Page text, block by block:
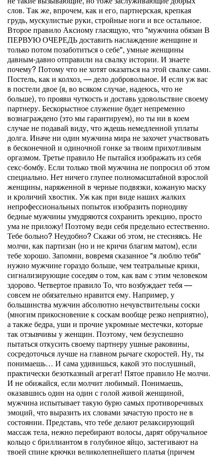
слов. Так же, впрочем, как и его, партнерская, крепкая
грудь, мускулистые руки, стройные ноги и все остальное.
Второе правило Аксиому гласящую, что "мужчина обязан В
ПЕРВУЮ ОЧЕРЕДЬ доставить наслаждение женщине и
только потом позаботиться о себе", умные женщины
давным-давно отправили на свалку истории. И знаете
почему? Потому что не хотят оказаться на этой свалке сами.
Постель, как и колхоз, — дело добровольное. И если уж вас
в постели двое (я, во всяком случае, надеюсь, что не
больше), то прояви чуткость и доставь удовольствие своему
партнеру. Бескорыстное служение будет непременно
вознаграждено (это мы гарантируем), но ты ни в коем
случае не подавай виду, что ждешь немедленной уплаты
долга. Иначе ни один мужчина мира не захочет участвовать
в бесконечной и одиночной гонке за твоим прихотливым
оргазмом. Третье правило Не пытайся изображать из себя
секс-бомбу. Если только твой мужчина не попросил об этом
специально. Нет ничего глупее полномасштабной взрослой
женщины, наряженной в черные подвязки, кожаную маску
и кроличий хвостик. Уж как при виде наших жалких
непрофессиональных попыток изобразить порнодиву
бедные мужчины умудряются сохранить эрекцию, просто
ума не приложу! Поэтому веди себя предельно естественно.
Тебе больно? Неудобно? Скажи об этом, не стесняясь. Не
молчи, как партизан (но и не кричи благим матом), если
тебе хорошо. Запомни, вовремя сказанное "я люблю тебя"
нужно мужчине гораздо больше, чем театральные крики,
сигнализирующие соседям о том, как вам с этим человеком
здорово. Четвертое правило То, что возбуждает тебя —
совсем не обязательно нравится ему. Например, у
большинства мужчин абсолютно нечувствительны соски
(многим прикосновение к соскам вообще резко неприятно),
а также бедра, уши и прочие укромные местечки, которые
так отзывчивы у женщин. Поэтому, чем безуспешно
пытаться откусить своему партнеру ушные раковины,
сосредоточься лучше на главном рычаге скоростей. Ну, ты
понимаешь… И сама удивишься, какой это послушный,
практически безотказный агрегат! Пятое правило Не молчи.
И не обижайся, если молчит любимый. Понимаешь,
оказавшись один на один с голой живой женщиной,
мужчина испытывает такую бурю самых противоречивых
эмоций, что выразить их словами зачастую просто не в
состоянии. Представь, что тебе делают релаксирующий
массаж тела, нежно перебирают волосы, дарят обручальное
кольцо с бриллиантом в голубиное яйцо, застегивают на
твоей спине крючки великолепнейшего платья (причем